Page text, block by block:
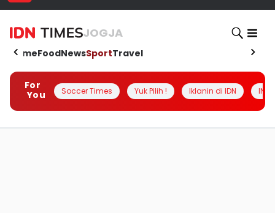
JOGJA
HomeFoodNewsSportTravel
For
You
Soccer Times Yuk Pilih ! Iklanin di IDN